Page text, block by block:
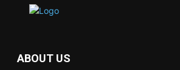
ABOUT US